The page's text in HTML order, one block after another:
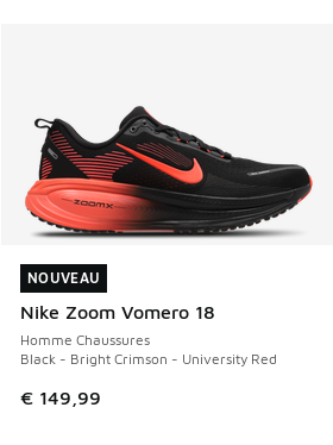
NOUVEAU
Nike Zoom Vomero 18
Homme Chaussures
Black - Bright Crimson - University Red
€ 149,99
NOUVEAU